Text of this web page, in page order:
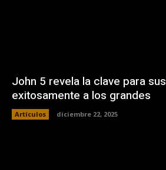
John 5 revela la clave para
exitosamente a los grandes
Artículos diciembre 22, 2025